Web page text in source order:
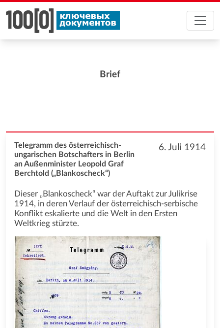
Brief
6. Juli 1914
Telegramm des österreichisch-
ungarischen Botschafters in Berlin
an Außenminister Leopold Graf
Berchtold („Blankoscheck“)
Dieser „Blankoscheck“ war der Auftakt zur Julikrise
1914, in deren Verlauf der österreichisch-serbische
Konflikt eskalierte und die Welt in den Ersten
Weltkrieg stürzte.